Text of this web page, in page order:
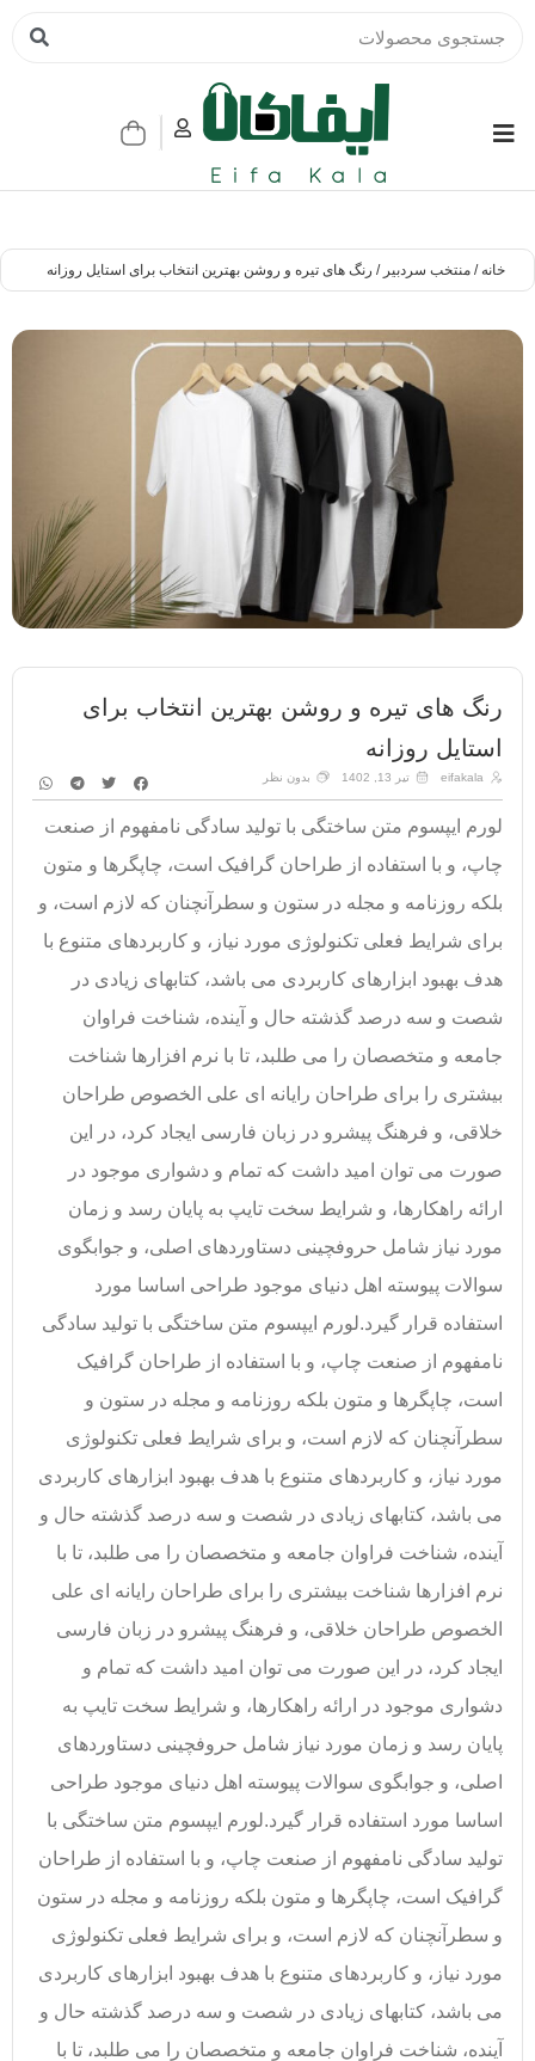
خانه / منتخب سردبیر / رنگ های تیره و روشن بهترین انتخاب برای استایل روزانه
رنگ های تیره و روشن بهترین انتخاب برای
استایل روزانه
eifakala تیر 13, 1402 بدون نظر
لورم ایپسوم متن ساختگی با تولید سادگی نامفهوم از صنعت
چاپ، و با استفاده از طراحان گرافیک است، چاپگرها و متون
بلکه روزنامه و مجله در ستون و سطرآنچنان که لازم است، و
برای شرایط فعلی تکنولوژی مورد نیاز، و کاربردهای متنوع با
هدف بهبود ابزارهای کاربردی می باشد، کتابهای زیادی در
شصت و سه درصد گذشته حال و آینده، شناخت فراوان
جامعه و متخصصان را می طلبد، تا با نرم افزارها شناخت
بیشتری را برای طراحان رایانه ای علی الخصوص طراحان
خلاقی، و فرهنگ پیشرو در زبان فارسی ایجاد کرد، در این
صورت می توان امید داشت که تمام و دشواری موجود در
ارائه راهکارها، و شرایط سخت تایپ به پایان رسد و زمان
مورد نیاز شامل حروفچینی دستاوردهای اصلی، و جوابگوی
سوالات پیوسته اهل دنیای موجود طراحی اساسا مورد
استفاده قرار گیرد.لورم ایپسوم متن ساختگی با تولید سادگی
نامفهوم از صنعت چاپ، و با استفاده از طراحان گرافیک
است، چاپگرها و متون بلکه روزنامه و مجله در ستون و
سطرآنچنان که لازم است، و برای شرایط فعلی تکنولوژی
مورد نیاز، و کاربردهای متنوع با هدف بهبود ابزارهای کاربردی
می باشد، کتابهای زیادی در شصت و سه درصد گذشته حال و
آینده، شناخت فراوان جامعه و متخصصان را می طلبد، تا با
نرم افزارها شناخت بیشتری را برای طراحان رایانه ای علی
الخصوص طراحان خلاقی، و فرهنگ پیشرو در زبان فارسی
ایجاد کرد، در این صورت می توان امید داشت که تمام و
دشواری موجود در ارائه راهکارها، و شرایط سخت تایپ به
پایان رسد و زمان مورد نیاز شامل حروفچینی دستاوردهای
اصلی، و جوابگوی سوالات پیوسته اهل دنیای موجود طراحی
اساسا مورد استفاده قرار گیرد.لورم ایپسوم متن ساختگی با
تولید سادگی نامفهوم از صنعت چاپ، و با استفاده از طراحان
گرافیک است، چاپگرها و متون بلکه روزنامه و مجله در ستون
و سطرآنچنان که لازم است، و برای شرایط فعلی تکنولوژی
مورد نیاز، و کاربردهای متنوع با هدف بهبود ابزارهای کاربردی
می باشد، کتابهای زیادی در شصت و سه درصد گذشته حال و
آینده، شناخت فراوان جامعه و متخصصان را می طلبد، تا با